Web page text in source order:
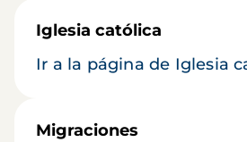
Iglesia católica
Ir a la página de Iglesia
Migraciones